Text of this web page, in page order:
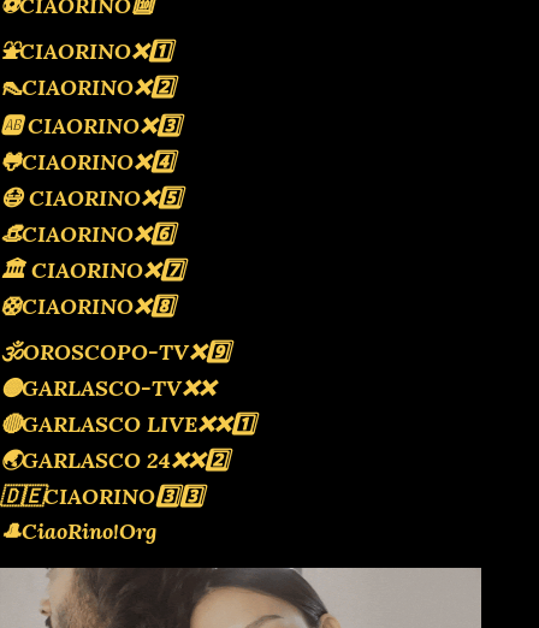
⚽️CIAORINO🔟
⛲️CIAORINO❌️1️⃣
👠CIAORINO❌️2️⃣
🆎 CIAORINO❌️3️⃣
🐸CIAORINO❌️4️⃣
😷 CIAORINO❌️5️⃣
👒CIAORINO❌️6️⃣
🏛 CIAORINO❌️7️⃣
🛟CIAORINO❌️8️⃣
🕉OROSCOPO-TV❌️9️⃣
🟡GARLASCO-TV❌️❌️
🔴GARLASCO LIVE❌️❌️1️⃣
🌏GARLASCO 24❌️❌️2️⃣
🇩🇪CIAORINO3️⃣3️⃣
🎩CiaoRino!Org